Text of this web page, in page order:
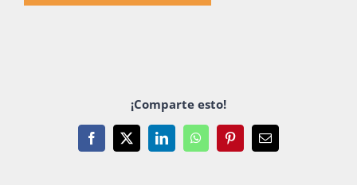
¡Comparte esto!
Facebook
X LinkedInWhatsAppPinterestEmail